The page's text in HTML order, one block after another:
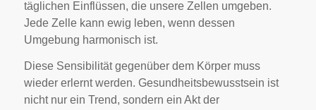
täglichen Einflüssen, die unsere Zellen umgeben.
Jede Zelle kann ewig leben, wenn dessen
Umgebung harmonisch ist.
Diese Sensibilität gegenüber dem Körper muss
wieder erlernt werden. Gesundheitsbewusstsein ist
nicht nur ein Trend, sondern ein Akt der